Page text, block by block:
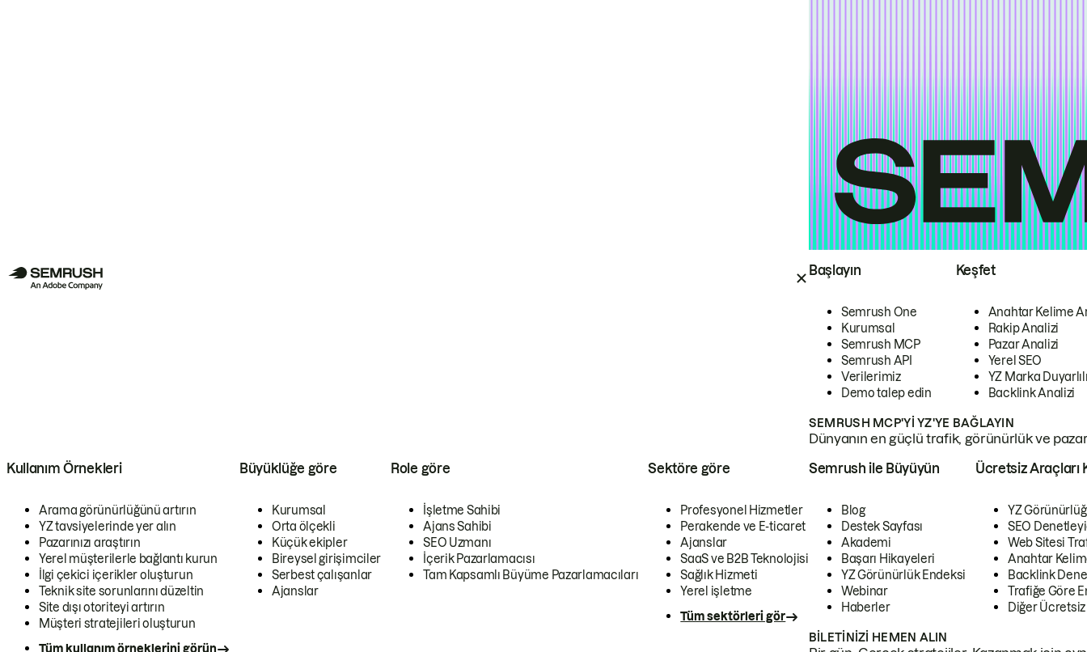
Başlayın
Semrush One
Kurumsal
Semrush MCP
Semrush API
Verilerimiz
Demo talep edin
Keşfet
Anahtar Kelime
Rakip Analizi
Pazar Analizi
Yerel SEO
YZ Marka
Backlink Analizi
SEMRUSH MCP'YI YZ'YE BAĞLAYIN
Dünyanın en güçlü trafik, görünürlük ve
Kullanım Örnekleri
Arama görünürlüğünü artırın
YZ tavsiyelerinde yer alın
Pazarınızı araştırın
Yerel müşterilerle bağlantı kurun
İlgi çekici içerikler oluşturun
Teknik site sorunlarını düzeltin
Site dışı otoriteyi artırın
Müşteri stratejileri oluşturun
Tüm kullanım örneklerini görün
Büyüklüğe göre
Kurumsal
Orta ölçekli
Küçük ekipler
Bireysel girişimciler
Serbest çalışanlar
Ajanslar
Role göre
İşletme Sahibi
Ajans Sahibi
SEO Uzmanı
İçerik Pazarlamacısı
Tam Kapsamlı Büyüme Pazarlamacıları
Sektöre göre
Profesyonel Hizmetler
Perakende ve E-ticaret
Ajanslar
SaaS ve B2B Teknolojisi
Sağlık Hizmeti
Yerel işletme
Tüm sektörleri gör
Semrush ile Büyüyün
Blog
Destek Sayfası
Akademi
Başarı Hikayeleri
YZ Görünürlük Endeksi
Webinar
Haberler
Ücretsiz Araçları
YZ
SEO
Web Sitesi
Anahtar
Backlink
Trafiğe Göre
Diğer
BILETINIZI HEMEN ALIN